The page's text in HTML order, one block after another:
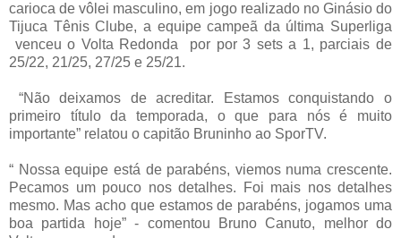
carioca de vôlei masculino, em jogo realizado no Ginásio do
Tijuca Tênis Clube, a equipe campeã da última Superliga
venceu o Volta Redonda por por 3 sets a 1, parciais de
25/22, 21/25, 27/25 e 25/21.
“Não deixamos de acreditar. Estamos conquistando o
primeiro título da temporada, o que para nós é muito
importante” relatou o capitão Bruninho ao SporTV.
“ Nossa equipe está de parabéns, viemos numa crescente.
Pecamos um pouco nos detalhes. Foi mais nos detalhes
mesmo. Mas acho que estamos de parabéns, jogamos uma
boa partida hoje” - comentou Bruno Canuto, melhor do